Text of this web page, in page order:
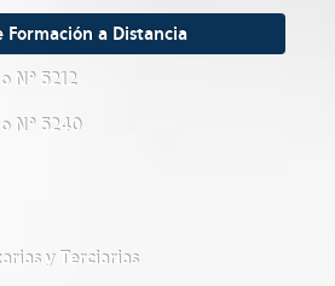
a Distancia
Nº 5212
Nº 5240
y Terciarias